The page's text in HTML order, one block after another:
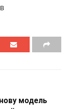
модель